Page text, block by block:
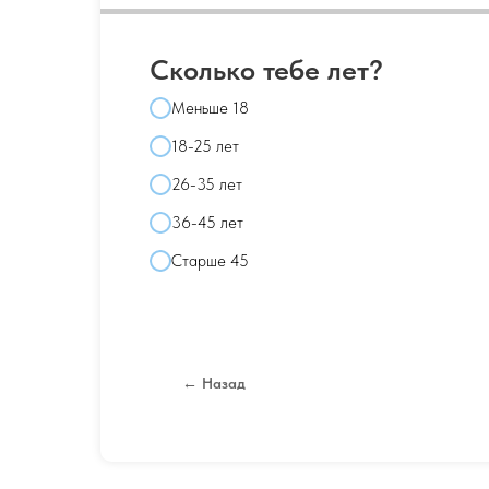
Сколько тебе лет?
Меньше 18
18-25 лет
26-35 лет
36-45 лет
Старше 45
← Назад